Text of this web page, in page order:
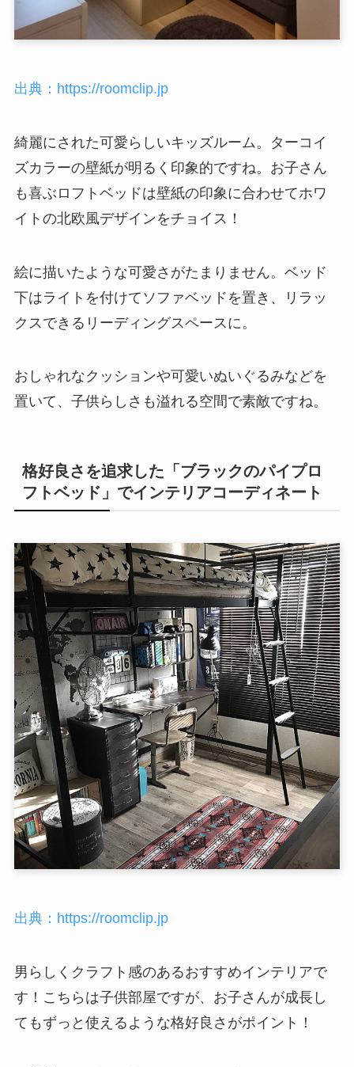
出典：https://roomclip.jp
綺麗にされた可愛らしいキッズルーム。ターコイ
ズカラーの壁紙が明るく印象的ですね。お子さん
も喜ぶロフトベッドは壁紙の印象に合わせてホワ
イトの北欧風デザインをチョイス！
絵に描いたような可愛さがたまりません。ベッド
下はライトを付けてソファベッドを置き、リラッ
クスできるリーディングスペースに。
おしゃれなクッションや可愛いぬいぐるみなどを
置いて、子供らしさも溢れる空間で素敵ですね。
格好良さを追求した「ブラックのパイプロ
フトベッド」でインテリアコーディネート
出典：https://roomclip.jp
男らしくクラフト感のあるおすすめインテリアで
す！こちらは子供部屋ですが、お子さんが成長し
てもずっと使えるような格好良さがポイント！